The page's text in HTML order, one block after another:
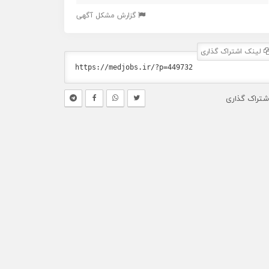
گزارش مشکل آگهی
لینک اشتراک گذاری
گذاری